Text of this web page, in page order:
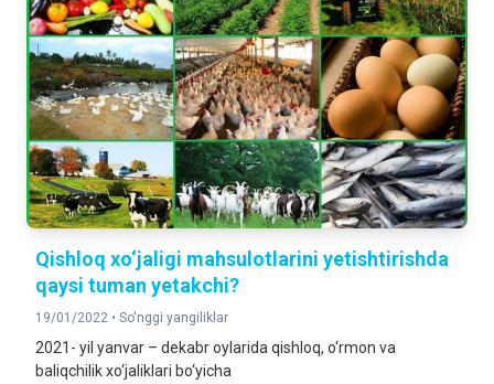
Qishloq xo‘jaligi mahsulotlarini yetishtirishda
qaysi tuman yetakchi?
19/01/2022 • So'nggi yangiliklar
2021- yil yanvar – dekabr oylarida qishloq, o‘rmon va
baliqchilik xo‘jaliklari bo‘yicha